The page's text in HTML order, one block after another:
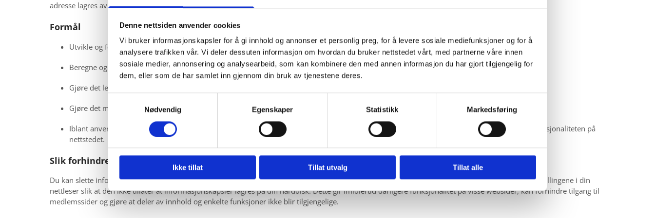
Denne nettsiden anvender cookies
Vi bruker informasjonskapsler for å gi innhold og annonser et personlig preg, for å levere sosiale mediefunksjoner og for å
analysere trafikken vår. Vi deler dessuten informasjon om hvordan du bruker nettstedet vårt, med partnerne våre innen
sosiale medier, annonsering og analysearbeid, som kan kombinere den med annen informasjon du har gjort tilgjengelig for
dem, eller som de har samlet inn gjennom din bruk av tjenestene deres.
Nødvendig
Egenskaper Statistikk Markedsføring
Ikke tillat Tillat utvalg Tillat alle
adresse lagres av sikkerhetsmessige årsaker bare i de tilfeller du selv aktivt registrerer deg på nettstedet.
Formål
Utvikle og forbedre nettstedet gjennom å forstå hvordan det anvendes.
Beregne og rapportere brukerantall og trafikk.
Gjøre det lettere for deg å navigere på nettstedet.
Gjøre det mulig for systemet å kjenne igjen faste brukere for å kunne tilpasse tjenestene.
Iblant anvender vi tredjepartsinformasjonskapsler fra andre firma for å gjøre markedsundersøkelser og trafikkmålinger, og for å forbedre funksjonaliteten på
nettstedet.
Slik forhindrer du at informasjonskapsler lagres
Du kan slette informasjonskapsler fra din harddisk når som helst, men dette gjør at dine personlige innstillinger forsvinner. Du kan også endre innstillingene i din
nettleser slik at den ikke tillater at informasjonskapsler lagres på din harddisk. Dette gir imidlertid dårligere funksjonalitet på visse websider, kan forhindre tilgang til
medlemssider og gjøre at deler av innhold og enkelte funksjoner ikke blir tilgjengelige.